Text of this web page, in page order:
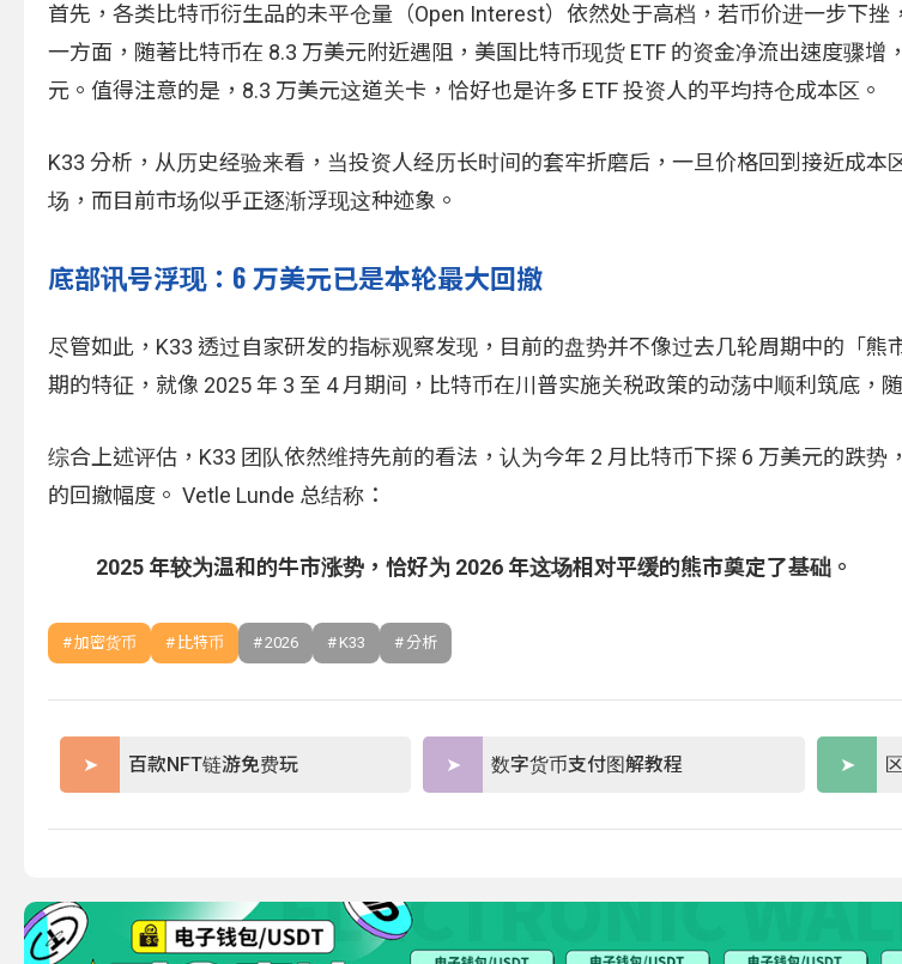
首先，各类比特币衍生品的未平仓量（Open Interest）依然处于高档，若币价进一步下挫
一方面，随著比特币在 8.3 万美元附近遇阻，美国比特币现货 ETF 的资金净流出速度骤增
元。值得注意的是，8.3 万美元这道关卡，恰好也是许多 ETF 投资人的平均持仓成本区。
K33 分析，从历史经验来看，当投资人经历长时间的套牢折磨后，一旦价格回到接近成本
场，而目前市场似乎正逐渐浮现这种迹象。
底部讯号浮现：6 万美元已是本轮最大回撤
尽管如此，K33 透过自家研发的指标观察发现，目前的盘势并不像过去几轮周期中的「熊
期的特征，就像 2025 年 3 至 4 月期间，比特币在川普实施关税政策的动荡中顺利筑底，
综合上述评估，K33 团队依然维持先前的看法，认为今年 2 月比特币下探 6 万美元的跌势
的回撤幅度。 Vetle Lunde 总结称：
2025 年较为温和的牛市涨势，恰好为 2026 年这场相对平缓的熊市奠定了基础。
加密货币 比特币 2026 K33 分析
百款NFT链游免费玩 数字货币支付图解教程